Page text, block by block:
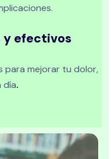
y efectivos
para mejorar tu dolor,
día.